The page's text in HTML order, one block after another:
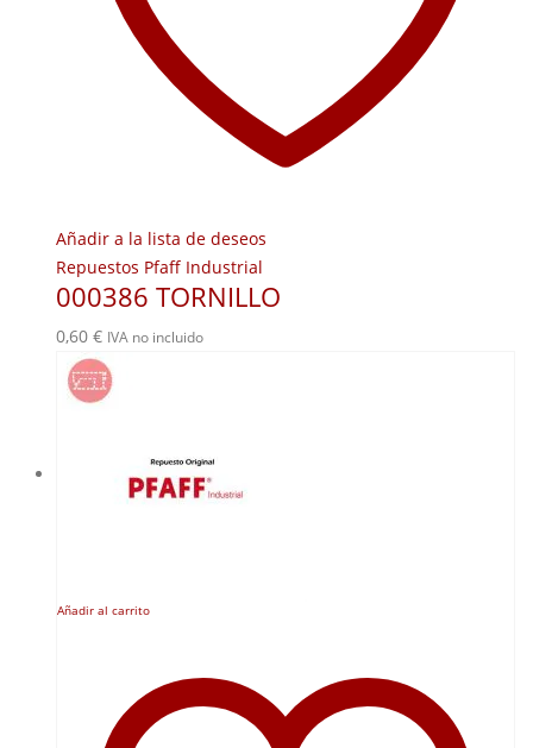
Añadir a la lista de deseos
Repuestos Pfaff Industrial
000386 TORNILLO
0,60 € IVA no incluido
Añadir al carrito